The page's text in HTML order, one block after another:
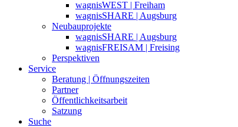
wagnisWEST | Freiham
wagnisSHARE | Augsburg
Neubauprojekte
wagnisSHARE | Augsburg
wagnisFREISAM | Freising
Perspektiven
Service
Beratung | Öffnungszeiten
Partner
Öffentlichkeitsarbeit
Satzung
Suche